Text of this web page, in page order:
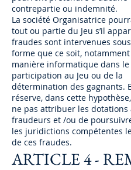
contrepartie ou indemnité.
La société Organisatrice
tout ou partie du Jeu s’il
fraudes sont intervenues
forme que ce soit,
manière informatique dans le
participation au Jeu ou de la
détermination des gagnants.
réserve, dans cette
ne pas attribuer les dotations
fraudeurs et /ou de
les juridictions compétentes
de ces fraudes.
ARTICLE 4 -